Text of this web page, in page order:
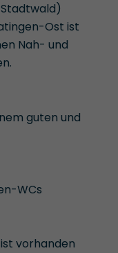
Ost ist
Nah- und
guten und
WCs
vorhanden